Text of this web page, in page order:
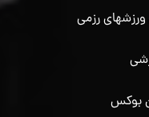
رزمی
بوکس